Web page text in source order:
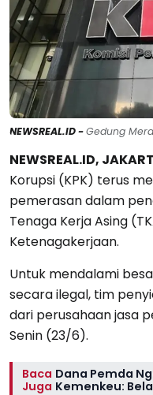
NEWSREAL.ID -Gedung
NEWSREAL.ID,
Korupsi (KPK) terus
pemerasan dalam
Tenaga Kerja Asing
Ketenagakerjaan.
Untuk mendalami
secara ilegal, tim
dari perusahaan jasa
Senin (23/6).
Baca
Juga
Dana Pemda
Kemenkeu: